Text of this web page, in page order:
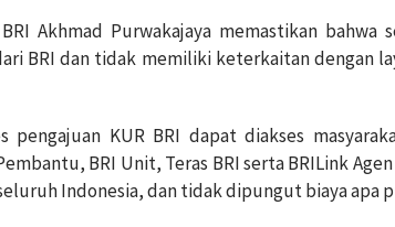
Akhmad Purwakajaya memastikan
BRI dan tidak memiliki keterkaitan dengan
pengajuan KUR BRI dapat diakses
BRI Unit, Teras BRI serta BRILink
Indonesia, dan tidak dipungut biaya apa